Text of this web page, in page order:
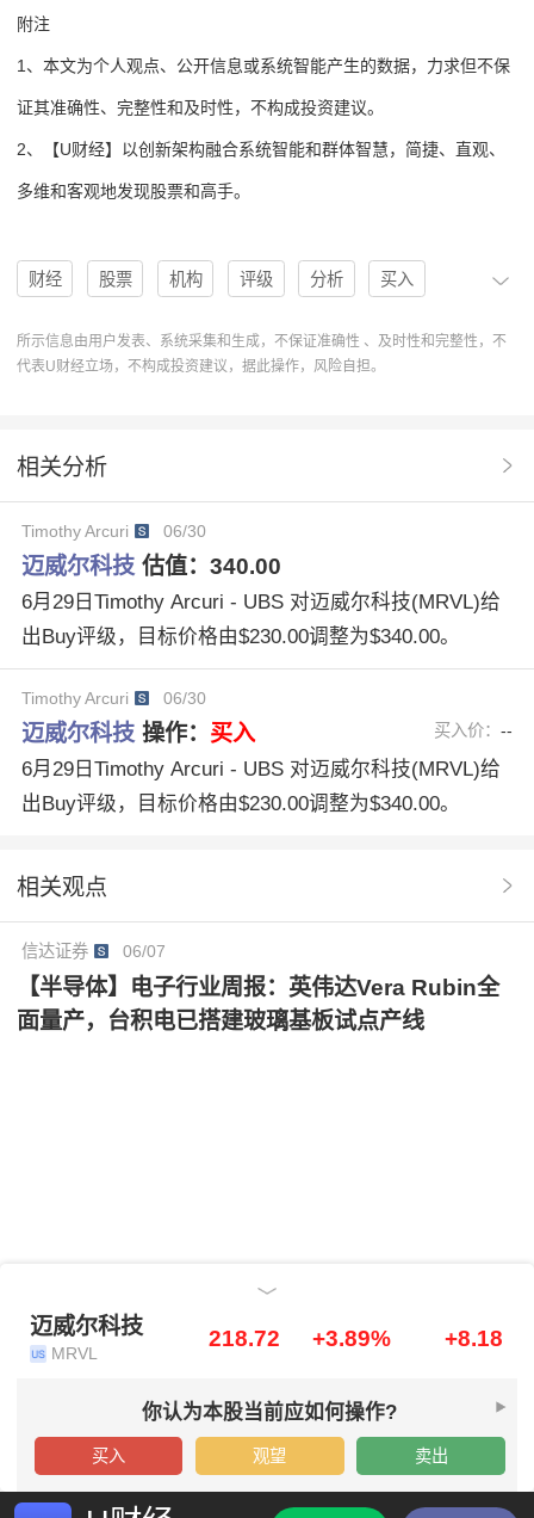
附注
1、本文为个人观点、公开信息或系统智能产生的数据，力求但不保
证其准确性、完整性和及时性，不构成投资建议。
2、【U财经】以创新架构融合系统智能和群体智慧，简捷、直观、
多维和客观地发现股票和高手。
财经 股票 机构 评级 分析 买入
买入评级 U股票 协作 操作 分析系统
MorganStanley
TomOMalley AtifMalik
所示信息由用户发表、系统采集和生成，不保证准确性 、及时性和完整性，不
代表U财经立场，不构成投资建议，据此操作，风险自担。
相关分析
Timothy Arcuri 06/30
迈威尔科技 估值： 340.00
6月29日Timothy Arcuri - UBS 对迈威尔科技(MRVL)给
出Buy评级，目标价格由$230.00调整为$340.00。
Timothy Arcuri 06/30
迈威尔科技 操作： 买入 买入价：--
6月29日Timothy Arcuri - UBS 对迈威尔科技(MRVL)给
出Buy评级，目标价格由$230.00调整为$340.00。
相关观点
信达证券 06/07
【半导体】电子行业周报：英伟达Vera Rubin全
面量产，台积电已搭建玻璃基板试点产线
迈威尔科技
迈威尔科技
MRVL
218.72 +3.89% +8.18
你认为本股当前应如何操作?
买入 观望 卖出